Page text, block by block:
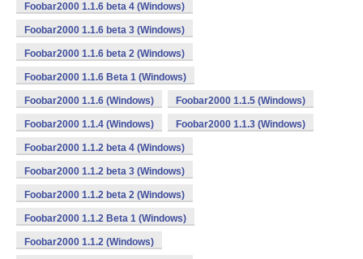
Foobar2000 1.1.6 beta 4 (Windows)
Foobar2000 1.1.6 beta 3 (Windows)
Foobar2000 1.1.6 beta 2 (Windows)
Foobar2000 1.1.6 Beta 1 (Windows)
Foobar2000 1.1.6 (Windows) Foobar2000 1.1.5 (Windows)
Foobar2000 1.1.4 (Windows) Foobar2000 1.1.3 (Windows)
Foobar2000 1.1.2 beta 4 (Windows)
Foobar2000 1.1.2 beta 3 (Windows)
Foobar2000 1.1.2 beta 2 (Windows)
Foobar2000 1.1.2 Beta 1 (Windows)
Foobar2000 1.1.2 (Windows)